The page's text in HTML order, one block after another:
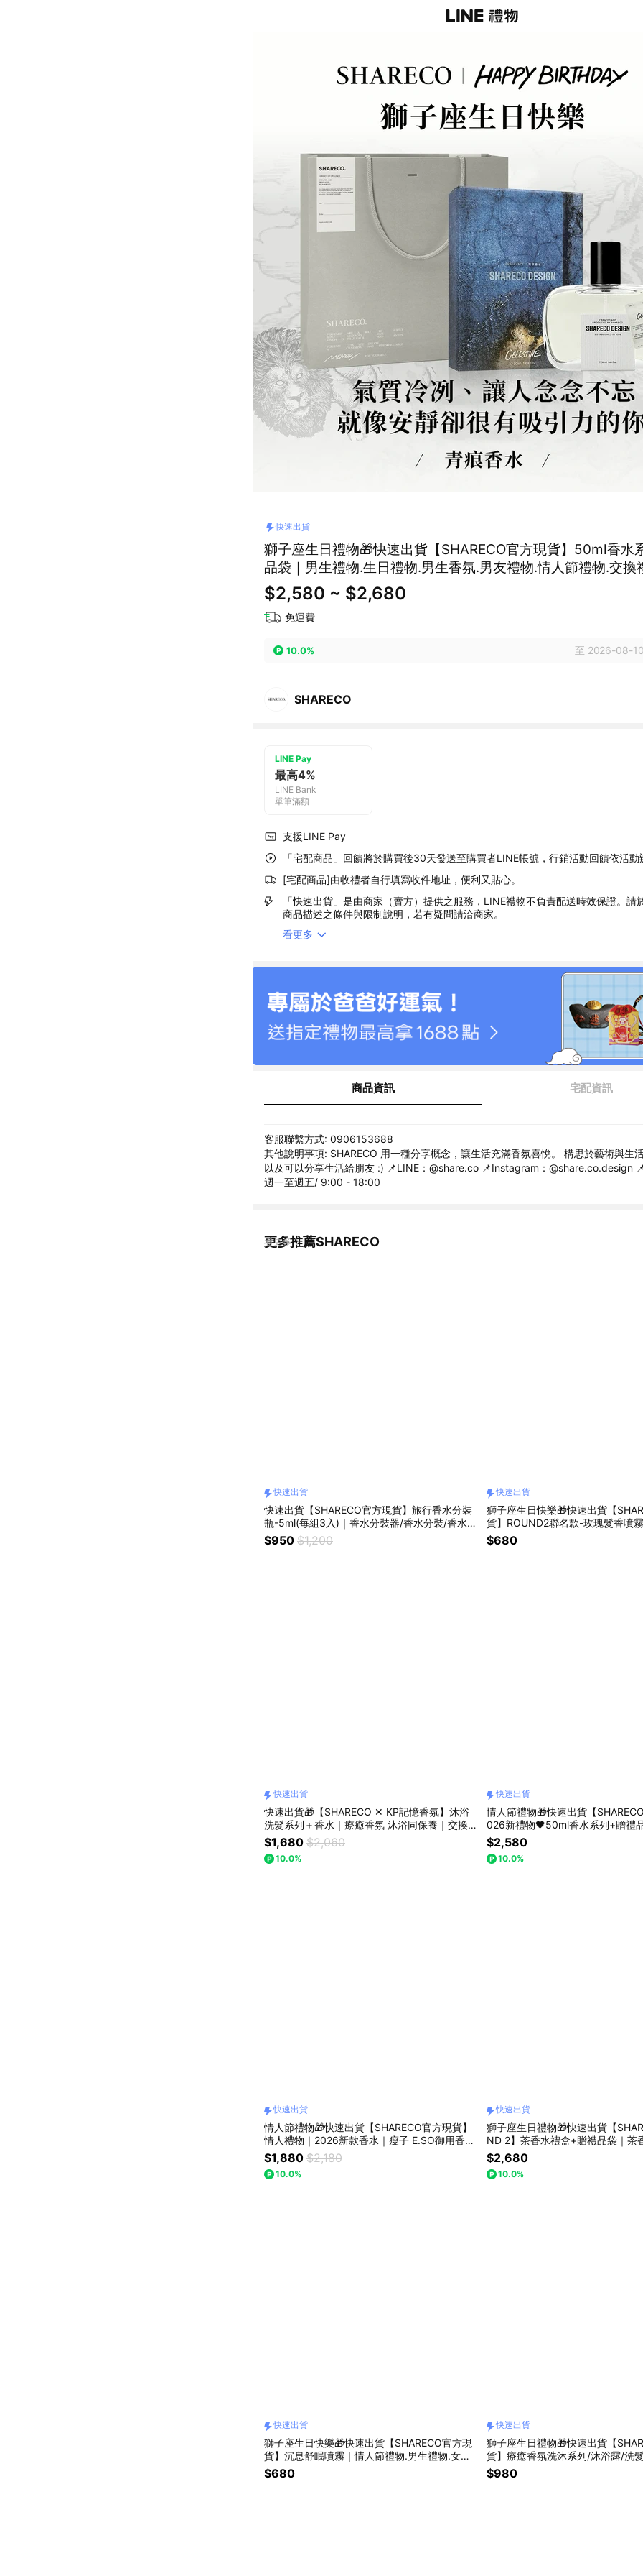
快速出貨
獅子座生日禮物🎁快速出貨【SHARECO官方現貨】50ml香水
品袋｜男生禮物.生日禮物.男生香氛.男友禮物.情人節禮物.交換
$2,580 ~ $2,680
免運費
10.0% 至 2026-08-
SHARECO
LINE Pay
最高4%
LINE Bank
單筆滿額
支援LINE Pay
「宅配商品」回饋將於購買後30天發送至購買者LINE帳號，行銷活動回饋依活動
[宅配商品]由收禮者自行填寫收件地址，便利又貼心。
「快速出貨」是由商家（賣方）提供之服務，LINE禮物不負責配送時效保證。請
商品描述之條件與限制說明，若有疑問請洽商家。
看更多
商品資訊 宅配資訊
客服聯繫方式: 0906153688
其他說明事項: SHARECO 用一種分享概念，讓生活充滿香氛喜悅。 構思於藝術與生
以及可以分享生活給朋友 :) 📌LINE：@share.co 📌Instagram：@share.co.design
週一至週五/ 9:00 - 18:00
更多推薦SHARECO
看更多
快速出貨
快速出貨【SHARECO官方現貨】旅行香水分裝
瓶-5ml(每組3入)｜香水分裝器/香水分裝/香水空
瓶
$950 $1,200
快速出貨
獅子座生日快樂🎁快速出貨【
貨】ROUND2聯名款-玫瑰髮香噴
物.男生禮物.女生禮物.生日禮物.男
香氛.男友禮物.女友禮物.交換禮物
$680
快速出貨
快速出貨🎁【SHARECO ✕ KP記憶香氛】沐浴
洗髮系列＋香水｜療癒香氛 沐浴同保養｜交換禮
物/男生禮物/男友禮物/生日禮物/情人節禮物｜
沐浴乳.沐浴露.洗髮精.洗髮乳.木質香水.女香.男
香
$1,680 $2,060
10.0%
快速出貨
情人節禮物🎁快速出貨【
026新禮物🖤50ml香水系列+贈禮
禮物.男生禮物.女生禮物.生日禮物.
生香氛.男友禮物.女友禮物.交換禮物
$2,580
10.0%
快速出貨
情人節禮物🎁快速出貨【SHARECO官方現貨】
情人禮物｜2026新款香水｜瘦子 E.SO御用香氛
｜極晝 極夜｜情人節禮物.男生禮物.女生禮物.男
友禮物.女友禮物.木質香水.男香.女香
$1,880 $2,180
10.0%
快速出貨
獅子座生日禮物🎁快速出貨【
ND 2】茶香水禮盒+贈禮品袋｜茶
性香｜男生禮物.女生禮物.生日禮物
$2,680
10.0%
快速出貨
獅子座生日快樂🎁快速出貨【SHARECO官方現
貨】沉息舒眠噴霧｜情人節禮物.男生禮物.女生
禮物.生日禮物.男生香氛.女生香氛.男友禮物.女
友禮物.交換禮物｜睡眠噴霧 枕頭噴霧 精油 薰衣
$680
快速出貨
獅子座生日禮物🎁快速出貨【
貨】療癒香氛洗沐系列/沐浴露/洗
SO 御用｜男生送禮 男友禮物 生日
沐浴乳 沐浴乳 洗髮乳 洗髮精 控油
$980